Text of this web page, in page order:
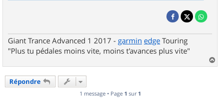
Giant Trance Advanced 1 2017 - garmin edge Touring
"Plus tu pédales moins vite, moins t'avances plus vite"
a
Répondre
1 message • Page 1 sur 1